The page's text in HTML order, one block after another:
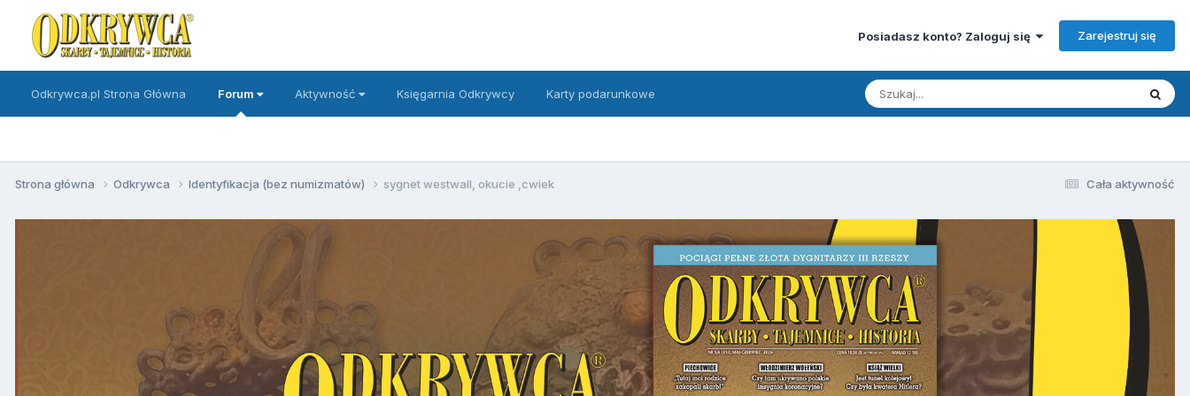
Posiadasz konto? Zaloguj się Zarejestruj się
Odkrywca.pl Strona Główna Forum Aktywność Księgarnia Odkrywcy Karty podarunkowe
Cała aktywność
Strona główna Odkrywca Identyfikacja (bez numizmatów) sygnet westwall, okucie ,cwiek